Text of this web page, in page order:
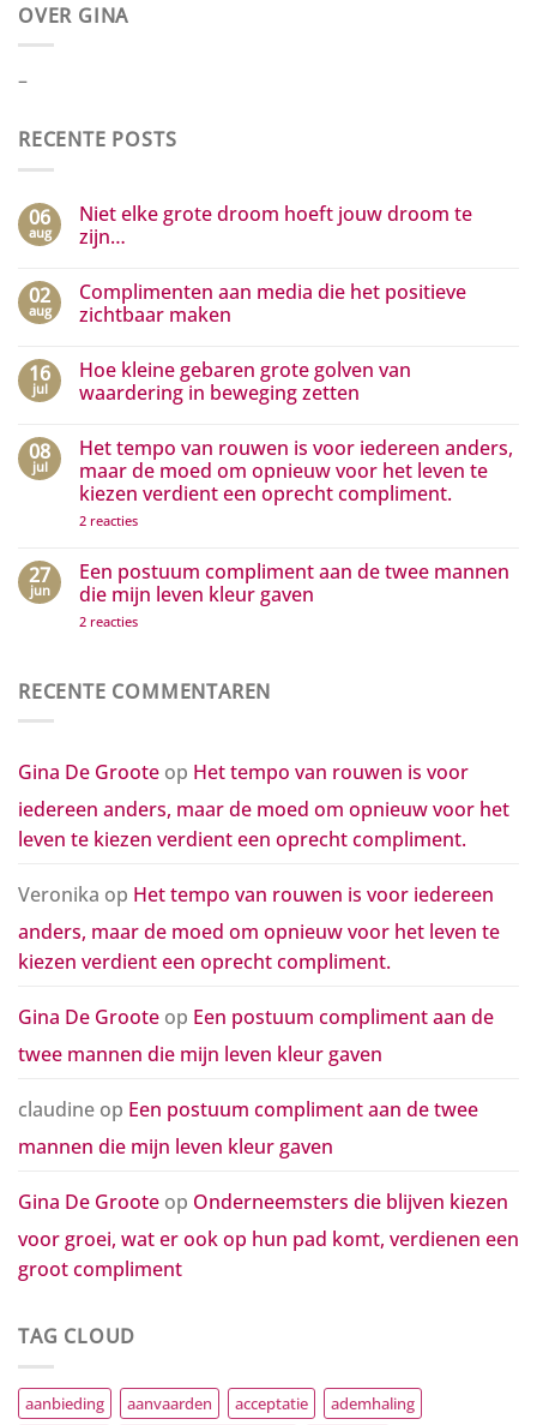
OVER GINA
–
RECENTE POSTS
06
aug
Niet elke grote droom hoeft jouw droom te
zijn…
op
Niet
elke
hoeft
jouw
droom
02
aug
Complimenten aan media die het positieve
zichtbaar maken
op
Complimenten
aan
het
positieve
zichtbaar
maken
16
jul
Hoe kleine gebaren grote golven van
waardering in beweging zetten
op
Hoe
kleine
gebaren
golven
in
beweging
zetten
08
jul
Het tempo van rouwen is voor iedereen anders,
maar de moed om opnieuw voor het leven te
kiezen verdient een oprecht compliment.
2 reactiesop
van
rouwen
is
voor
iedereen
moed
leven
te
verdient
oprecht
27
jun
Een postuum compliment aan de twee mannen
die mijn leven kleur gaven
2 reactiesop
aan
de
leven
gaven
RECENTE COMMENTAREN
Gina De Groote op Het tempo van rouwen is voor
iedereen anders, maar de moed om opnieuw voor het
leven te kiezen verdient een oprecht compliment.
Veronika op Het tempo van rouwen is voor iedereen
anders, maar de moed om opnieuw voor het leven te
kiezen verdient een oprecht compliment.
Gina De Groote op Een postuum compliment aan de
twee mannen die mijn leven kleur gaven
claudine op Een postuum compliment aan de twee
mannen die mijn leven kleur gaven
Gina De Groote op Onderneemsters die blijven kiezen
voor groei, wat er ook op hun pad komt, verdienen een
groot compliment
TAG CLOUD
aanbieding aanvaarden acceptatie
ademhaling